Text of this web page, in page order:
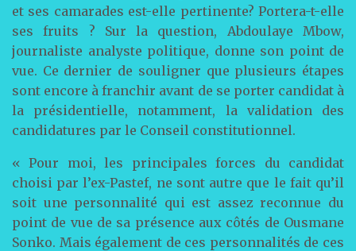
et ses camarades est-elle pertinente? Portera-t-elle
ses fruits ? Sur la question, Abdoulaye Mbow,
journaliste analyste politique, donne son point de
vue. Ce dernier de souligner que plusieurs étapes
sont encore à franchir avant de se porter candidat à
la présidentielle, notamment, la validation des
candidatures par le Conseil constitutionnel.
« Pour moi, les principales forces du candidat
choisi par l’ex-Pastef, ne sont autre que le fait qu’il
soit une personnalité qui est assez reconnue du
point de vue de sa présence aux côtés de Ousmane
Sonko. Mais également de ces personnalités de ces